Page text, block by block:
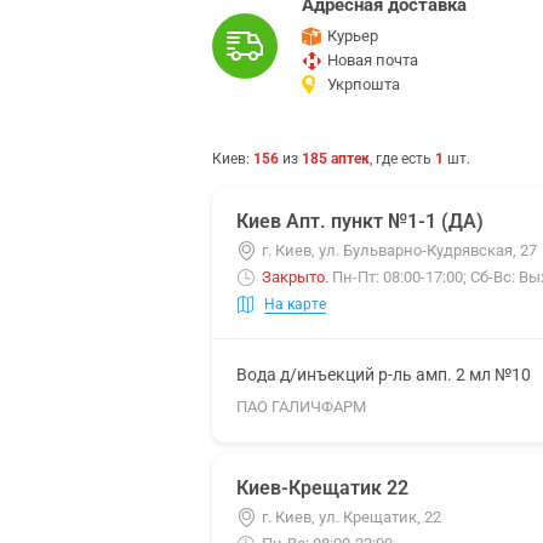
Адресная доставка
Курьер
Новая почта
Укрпошта
Киев: 156 из 185 аптек, где есть 1 шт.
Киев Апт. пункт №1-1 (ДА)
г. Киев, ул. Бульварно-Кудрявская, 27
Закрыто. Пн-Пт: 08:00-17:00; Сб-Вс:
На карте
Вода д/инъекций р-ль амп. 2 мл №10
ПАО ГАЛИЧФАРМ
Киев-Крещатик 22
г. Киев, ул. Крещатик, 22